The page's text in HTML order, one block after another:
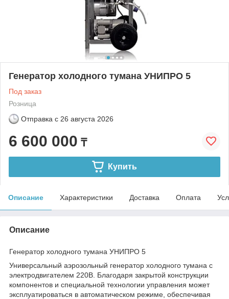
Генератор холодного тумана УНИПРО 5
Под заказ
Розница
Отправка с 26 августа 2026
6 600 000 ₸
Купить
Описание Характеристики Доставка Оплата
Описание
Генератор холодного тумана УНИПРО 5
Универсальный аэрозольный генератор холодного тумана с
электродвигателем 220В. Благодаря закрытой конструкции
компонентов и специальной технологии управления может
эксплуатироваться в автоматическом режиме, обеспечивая